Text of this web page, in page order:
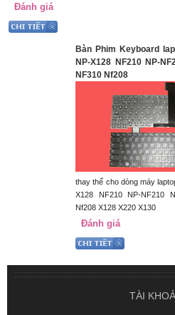
Đánh giá
Bàn Phim Keyboard
NP-X128 NF210 NP-
NF310 Nf208
thay thế cho dòng máy
X128 NF210 NP-NF210
Nf208 X128 X220 X130
Đánh giá
TÀI